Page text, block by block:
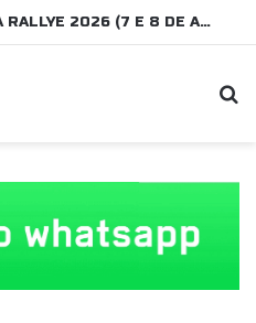
EXPLORE SANTA MARIA RALLYE 2026 (7 E 8 DE AGOSTO)